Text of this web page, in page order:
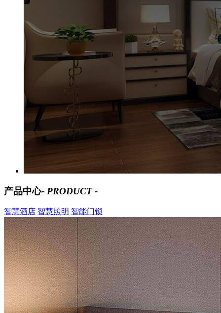
产品中心- PRODUCT -
智慧酒店 智慧照明 智能门锁